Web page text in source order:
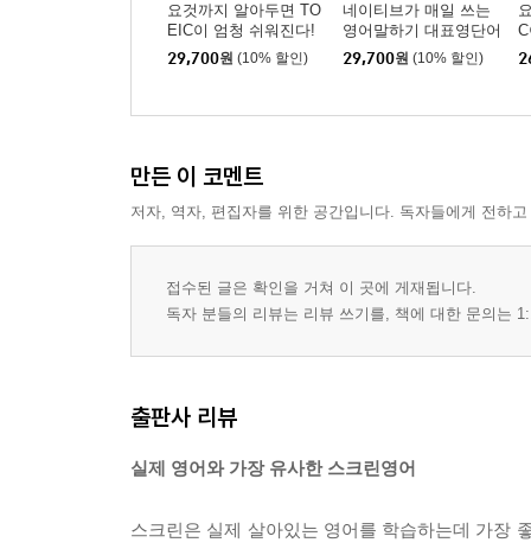
요것까지 알아두면 TO
EIC이 엄청 쉬워진다!
29,700원 (10% 할인)
네이티브가 매일 쓰는
영어말하기 대표영단어
157
29,700원 (10% 할인)
만든 이 코멘트
저자, 역자, 편집자를 위한 공간입니다. 독자들에게 전하
접수된 글은 확인을 거쳐 이 곳에 게재됩니다.
독자 분들의 리뷰는 리뷰 쓰기를, 책에 대한 문의는
출판사 리뷰
실제 영어와 가장 유사한 스크린영어
스크린은 실제 살아있는 영어를 학습하는데 가장